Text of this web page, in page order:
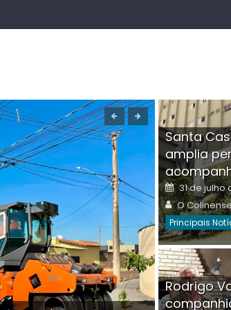
Posted
30 de julho
Santa
amplia
Posted
on
31 de julho
Author
O
Principais
Rodrigo